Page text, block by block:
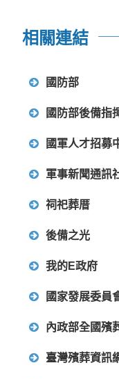
相關連結
國防部
國防部後備指
國軍人才招募
軍事新聞通訊
祠祀葬厝
後備之光
我的E政府
國家發展委員
內政部全國殯
臺灣殯葬資訊